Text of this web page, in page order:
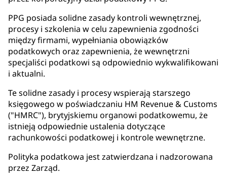
PPG posiada solidne zasady kontroli wewnętrznej,
procesy i szkolenia w celu zapewnienia zgodności
między firmami, wypełniania obowiązków
podatkowych oraz zapewnienia, że wewnętrzni
specjaliści podatkowi są odpowiednio wykwalifikowani
i aktualni.
Te solidne zasady i procesy wspierają starszego
księgowego w poświadczaniu HM Revenue & Customs
("HMRC"), brytyjskiemu organowi podatkowemu, że
istnieją odpowiednie ustalenia dotyczące
rachunkowości podatkowej i kontrole wewnętrzne.
Polityka podatkowa jest zatwierdzana i nadzorowana
przez Zarząd.